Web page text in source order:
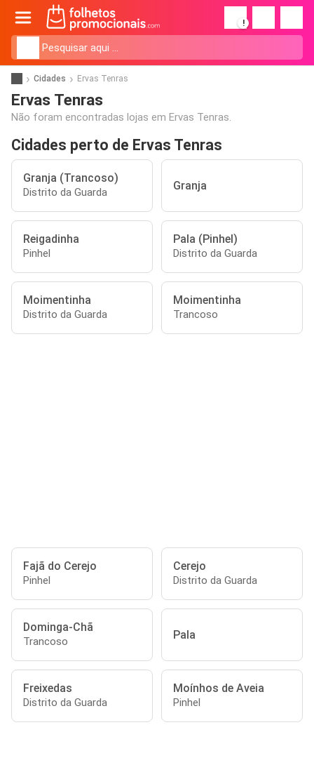
!
Cidades Ervas Tenras
Ervas Tenras
Não foram encontradas lojas em Ervas Tenras.
Cidades perto de Ervas Tenras
Granja (Trancoso)
Distrito da Guarda Granja
Reigadinha
Pinhel
Pala (Pinhel)
Distrito da Guarda
Moimentinha
Distrito da Guarda
Moimentinha
Trancoso
Fajã do Cerejo
Pinhel
Cerejo
Distrito da Guarda
Dominga-Chã
Trancoso Pala
Freixedas
Distrito da Guarda
Moínhos de Aveia
Pinhel